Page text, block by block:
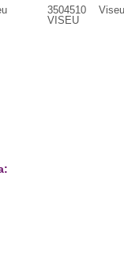
3504510
VISEU
Viseu